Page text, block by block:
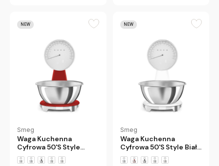
NEW
Smeg
Waga Kuchenna
Cyfrowa 50'S Style
Czerwona Smeg
NEW
Smeg
Waga Kuchenna
Cyfrowa 50'S Style Biała
Smeg